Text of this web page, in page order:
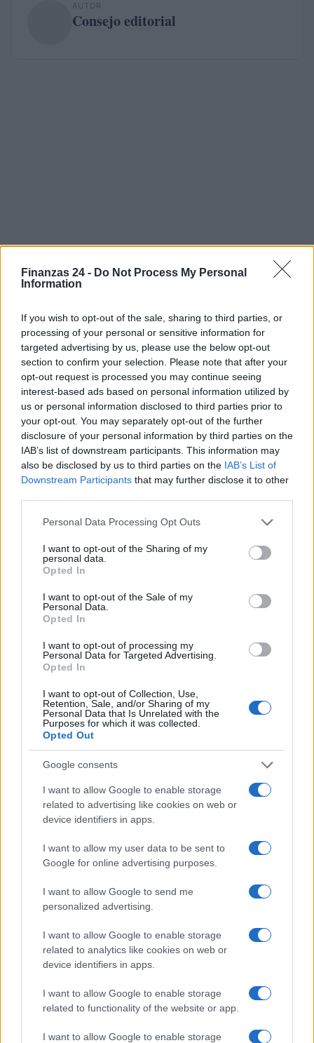
Finanzas 24 - Do Not Process My Personal
Information
If you wish to opt-out of the sale, sharing to third parties, or
processing of your personal or sensitive information for
targeted advertising by us, please use the below opt-out
section to confirm your selection. Please note that after your
opt-out request is processed you may continue seeing
interest-based ads based on personal information utilized by
us or personal information disclosed to third parties prior to
your opt-out. You may separately opt-out of the further
disclosure of your personal information by third parties on the
IAB’s list of downstream participants. This information may
also be disclosed by us to third parties on the IAB’s List of
Downstream Participants that may further disclose it to other
Please note that this website/app uses one or more Google
not limited to your visit or usage behaviour. You may click to
grant or deny consent to Google and its third-party tags to
use your data for below specified purposes in below Google
consent section.
Personal Data Processing Opt Outs
I want to opt-out of the Sharing of my
personal data.
Opted In
I want to opt-out of the Sale of my
Personal Data.
Opted In
I want to opt-out of processing my
Personal Data for Targeted Advertising.
Opted In
I want to opt-out of Collection, Use,
Retention, Sale, and/or Sharing of my
Personal Data that Is Unrelated with the
Purposes for which it was collected.
Opted Out
Google consents
I want to allow Google to enable storage
related to advertising like cookies on web or
device identifiers in apps.
I want to allow my user data to be sent to
Google for online advertising purposes.
I want to allow Google to send me
personalized advertising.
I want to allow Google to enable storage
related to analytics like cookies on web or
device identifiers in apps.
I want to allow Google to enable storage
related to functionality of the website or app.
I want to allow Google to enable storage
AUTOR
Consejo editorial
Sigue leyendo
FINANZAS
El empresario José Elías analiza el mercado inmobiliario y sus
consecuencias en la jubilación
Marta Ruiz · 5 Ago 2026
La Reserva Federal aprueba la adquisición de Webster Bank
por parte de Banco Santander
Marta Ruiz · 5 Ago 2026
FINANZAS